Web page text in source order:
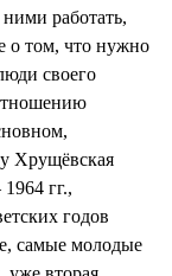
ними работать,
о том, что нужно
своего
Хрущёвская
гг.,
годов
самые молодые